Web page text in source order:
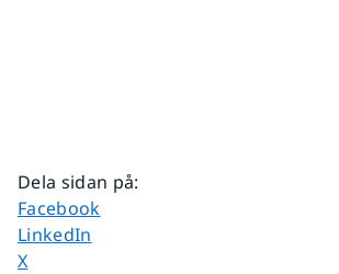
Dela sidan på:
Dela sidan på
Facebook
Dela sidan på
LinkedIn
Dela sidan på
X